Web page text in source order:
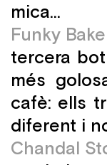
mica…
Funky
tercera
més
cafè: ells
diferent i
Chandal